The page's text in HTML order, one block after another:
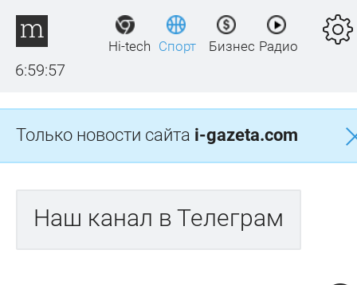
6:59:57
Hi-tech Спорт Бизнес Радио
Только новости сайта i-gazeta.com
Наш канал в Телеграм